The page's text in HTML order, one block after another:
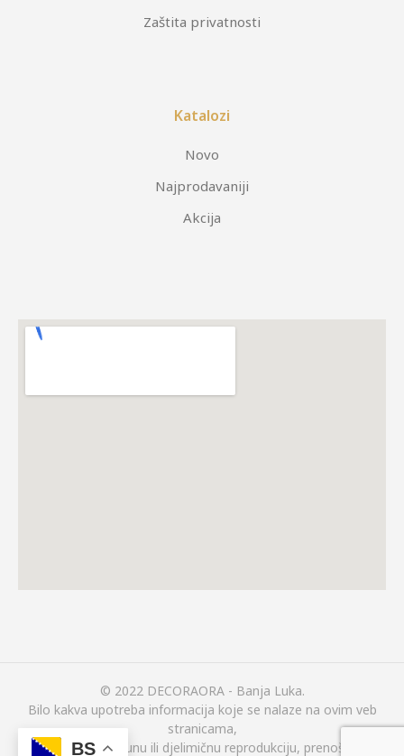
Zaštita privatnosti
Katalozi
Novo
Najprodavaniji
Akcija
© 2022 DECORAORA - Banja Luka.
Bilo kakva upotreba informacija koje se nalaze na ovim veb
stranicama,
(uključujući i potpunu ili djelimičnu reprodukciju, prenošenje ili
BS